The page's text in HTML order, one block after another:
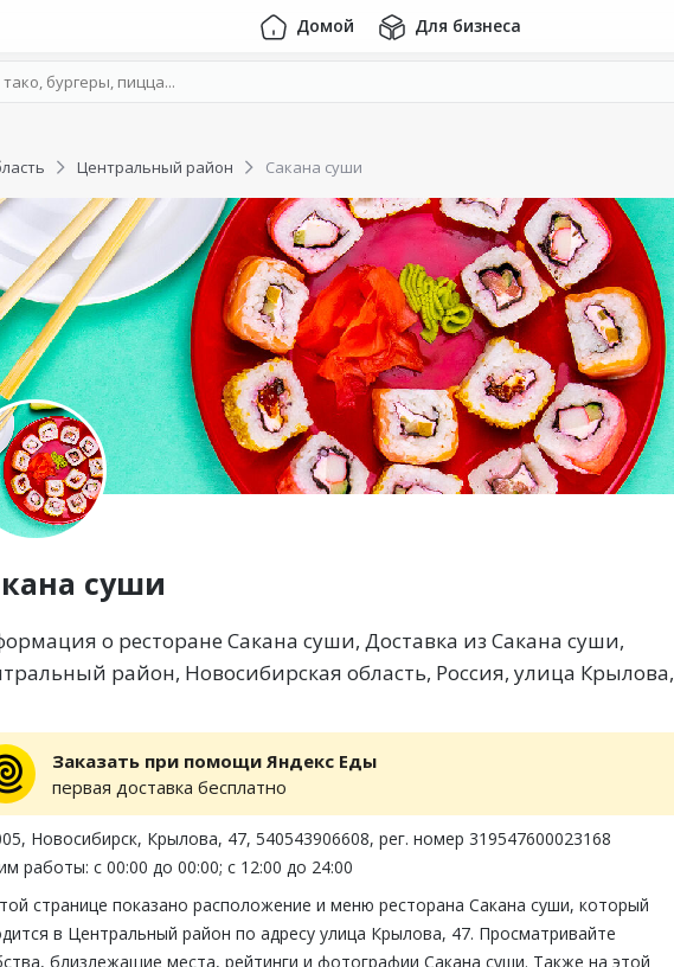
Домой Для бизнеса
Центральный район Сакана суши
суши
о ресторане Сакана суши, Доставка из Сакана суши,
район, Новосибирская область, Россия, улица Крылова,
Заказать при помощи Яндекс Еды
первая доставка бесплатно
Новосибирск, Крылова, 47, 540543906608, рег. номер 319547600023168
работы: с 00:00 до 00:00; с 12:00 до 24:00
странице показано расположение и меню ресторана Сакана суши, который
в Центральный район по адресу улица Крылова, 47. Просматривайте
близлежащие места, рейтинги и фотографии Сакана суши. Также на этой